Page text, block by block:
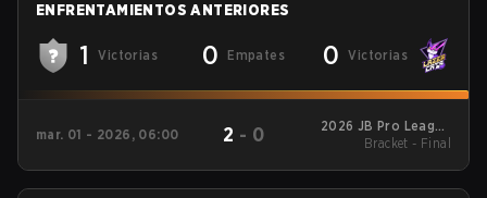
ENFRENTAMIENTOS ANTERIORES
1 Victorias 0 Empates 0 Victorias
mar. 01 - 2026, 06:00 2 - 0
2026 JB Pro League
Season 2
Bracket - Final